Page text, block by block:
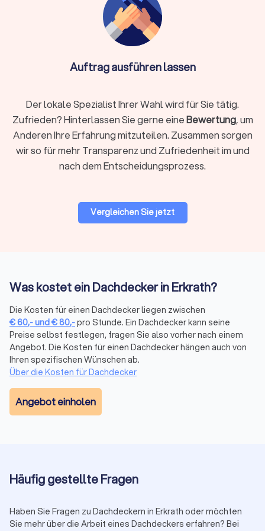
Unsere Bewertungen bei Trustlocal
zeigen Ihnen transparent die Meinung anderer Kunden
des jeweiligen Dachdeckers in Ihrer Region. Die
Kundenbewertungen stammen von echten
Projekten.
Dachdecker-Services nach Bedarf filtern
Zudem bieten wir Ihnen die Möglichkeit, Dachdecker gezielt
nach verschiedenen Spezialisierungen wie Reparatur,
Modernisierung oder Reinigung zu suchen.
Haben Sie große Pläne für Ihr Dach? Schauen Sie ebenfalls
, Solarteuren und Architekten auf
DieDachdeckerarbeitensind vielfältig: Von der kleinen
Firmen in Erkrath alle Leistungen an. Dachdeckerbetriebe
können sowohl bei Altbauten als auch bei Neubauten tätig
werden – regional in Ihrer direkten Umgebung oder
überregional für größere Projekte.
Materialien für Bedachung und Dachreparatur
Je nach Dachtyp, zum Beispiel Flachdach, Schrägdach oder
spezielle Formen, kommen verschiedene Materialien zum
Arbeitszeit bei Dachdecker-Aufträgen
Die Arbeitszeit richtet sich nach den jeweiligenDachdecker-
Auftrag ausführen lassen
Der lokale Spezialist Ihrer Wahl wird für Sie tätig.
Zufrieden? Hinterlassen Sie gerne eineBewertung, um
Anderen Ihre Erfahrung mitzuteilen. Zusammen sorgen
wir so für mehr Transparenz und Zufriedenheit im und
nach dem Entscheidungsprozess.
Vergleichen Sie jetzt
Was kostet ein Dachdecker in Erkrath?
Die Kosten für einen Dachdecker liegen zwischen
€60,-und€80,-pro Stunde. Ein Dachdecker kann seine
Preise selbst festlegen, fragen Sie also vorher nach einem
Angebot. Die Kosten für einen Dachdecker hängen auch von
Ihren spezifischen Wünschen ab.
Über die Kosten für Dachdecker
Angebot einholen
Häufig gestellte Fragen
Haben Sie Fragen zu Dachdeckern in Erkrath oder möchten
Sie mehr über die Arbeit eines Dachdeckers erfahren? Bei